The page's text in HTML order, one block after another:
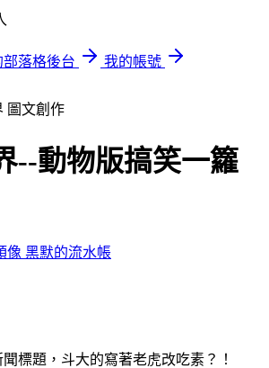
部落格後台
我的帳號
圖文創作
--動物版搞笑一籮
黑默的流水帳
標題，斗大的寫著老虎改吃素？！